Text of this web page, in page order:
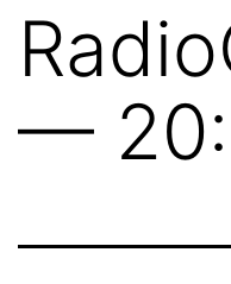
—